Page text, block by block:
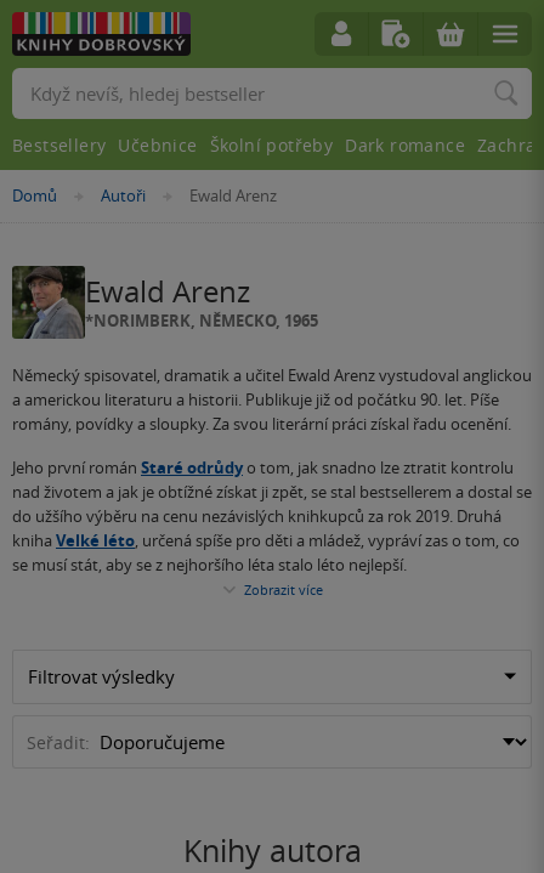
Nacházíte
Domů »Autoři »
Ewald Arenz
Ewald Arenz
*NORIMBERK, NĚMECKO, 1965
Německý spisovatel, dramatik a učitel Ewald Arenz vystudoval anglickou
a americkou literaturu a historii. Publikuje již od počátku 90. let. Píše
romány, povídky a sloupky. Za svou literární práci získal řadu ocenění.
Jeho první román Staré odrůdyo tom, jak snadno lze ztratit kontrolu
nad životem a jak je obtížné získat ji zpět, se stal bestsellerem a dostal se
do užšího výběru na cenu nezávislých knihkupců za rok 2019. Druhá
kniha Velké léto, určená spíše pro děti a mládež, vypráví zas o tom, co
se musí stát, aby se z nejhoršího léta stalo léto nejlepší.
Zobrazit více
Filtrovat výsledky
Seřadit:
Knihy autora
Vyhledávání
Bestsellery Učebnice Školní potřeby Dark romance